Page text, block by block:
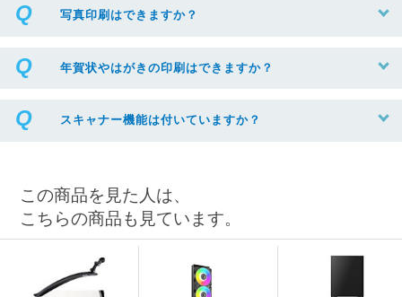
写真印刷はできますか？
年賀状やはがきの印刷はできますか？
スキャナー機能は付いていますか？
この商品を見た人は、
こちらの商品も見ています。